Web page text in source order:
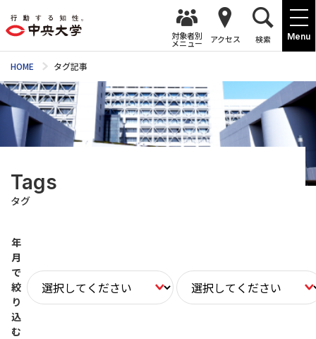
Menu
対象者別
メニュー アクセス 検索
HOME タグ記事
Tags
タグ
年
月
で
絞
り
込
む